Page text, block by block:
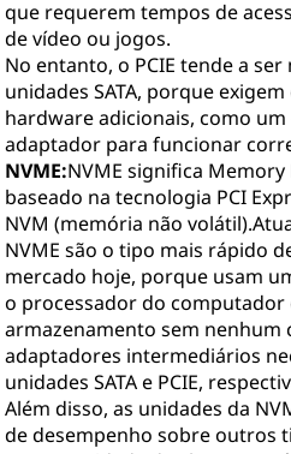
que requerem tempos de
de vídeo ou jogos.
No entanto, o PCIE tende a ser
unidades SATA, porque
hardware adicionais, como
adaptador para funcionar
NVME:NVME significa
baseado na tecnologia PCI
NVM (memória não
NVME são o tipo mais rápido
mercado hoje, porque usam
o processador do computador
armazenamento sem
adaptadores intermediários
unidades SATA e PCIE,
Além disso, as unidades da
de desempenho sobre outros